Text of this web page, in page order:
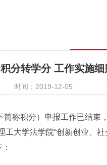
分转学分 工作实施细
时间：2019-12-05
称积分）申报工作已结束
大学法学院“创新创业、